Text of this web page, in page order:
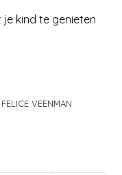
kind te genieten
FELICE VEENMAN